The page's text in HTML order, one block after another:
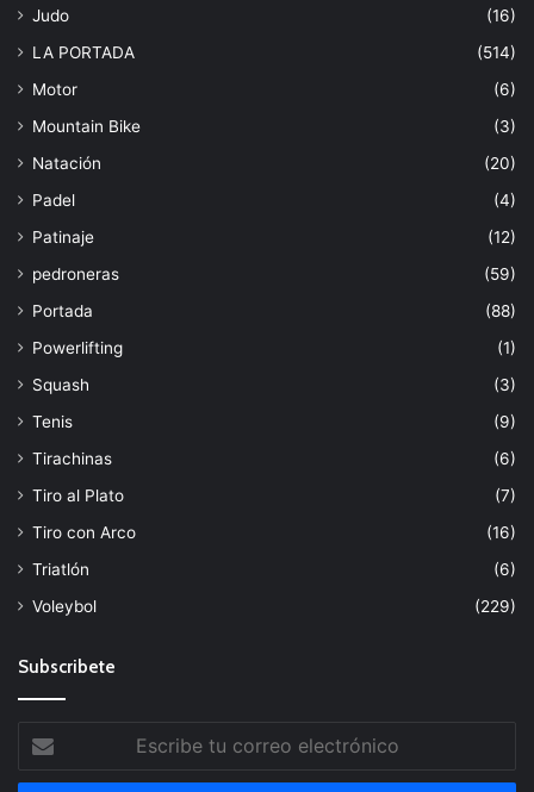
Judo
(16)
LA PORTADA
(514)
Motor
(6)
Mountain Bike
(3)
Natación
(20)
Padel
(4)
Patinaje
(12)
pedroneras
(59)
Portada
(88)
Powerlifting
(1)
Squash
(3)
Tenis
(9)
Tirachinas
(6)
Tiro al Plato
(7)
Tiro con Arco
(16)
Triatlón
(6)
Voleybol
(229)
Subscribete
tu
correo